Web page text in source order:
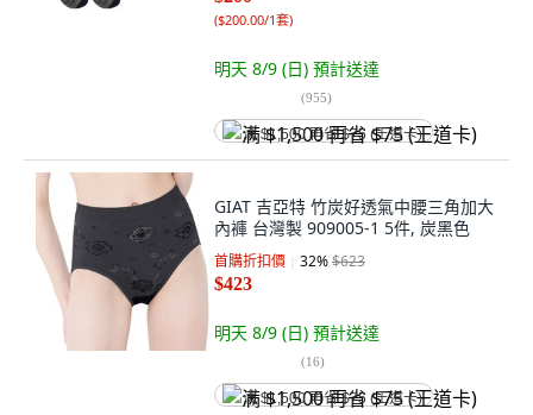
($200.00/1套)
明天 8/9 (日) 預計送達
(955)
满 $1,500 再省 $75 (王道卡)
GIAT 吉亞特 竹炭好透氣中腰三角加大
內褲 台灣製 909005-1 5件, 炭黑色
首購折扣價 32%$623
$423
明天 8/9 (日) 預計送達
(16)
满 $1,500 再省 $75 (王道卡)